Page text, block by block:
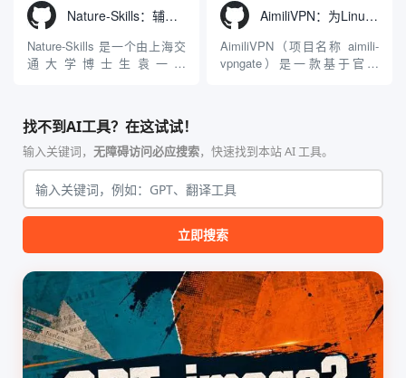
Windows 平台。当用户使用桌
面版 Gemini 客户端或
Antigravity IDE ...
动Seed 3D两大行业领先的AI
模型架构，致力于帮助用户无
需掌握复杂的3D拓扑知识或昂
贵的专业软件，即可在...
Nature-Skills：辅助撰写学术论文和绘制科研图表的智能体插件
Nature-Skills 是一个由上海交
通大学博士生袁一哲
合，专为顶级学术期刊（如
Nature、Science、Cell 等）
的论文撰写与发表流程设计。
该工具集以智能体插...
AimiliVPN：为Linux提供纯净出站家庭IP的VPN代理网关
AimiliVPN（项目名称 aimili-
vpngate）是一款基于官方
纯 Python 标准库编写，用户
无需安装...
找不到AI工具？在这试试！
输入关键词， 无障碍访问必应搜索，快速找到本站 AI 工具。
立即搜索